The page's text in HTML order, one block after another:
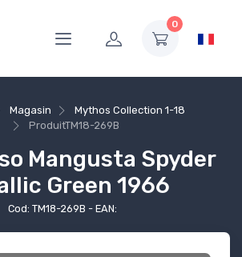
0
Magasin
Mythos Collection 1-18
ProduitTM18-269B
Mangusta Spyder
Green 1966
Cod: TM18-269B - EAN: